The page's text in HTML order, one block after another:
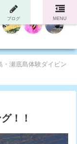
・瀬底島体験ダイビン
！！
ブログ MENU